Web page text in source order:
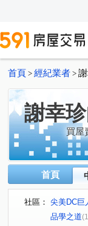
首頁 > 經紀業者 >
謝幸
買屋
首頁
社區： 尖美DC巨
品學之道